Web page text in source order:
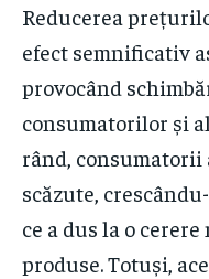
Reducerea
efect semnificativ
provocând
consumatorilor și
rând,
scăzute,
ce a dus la o
produse. Totuși,